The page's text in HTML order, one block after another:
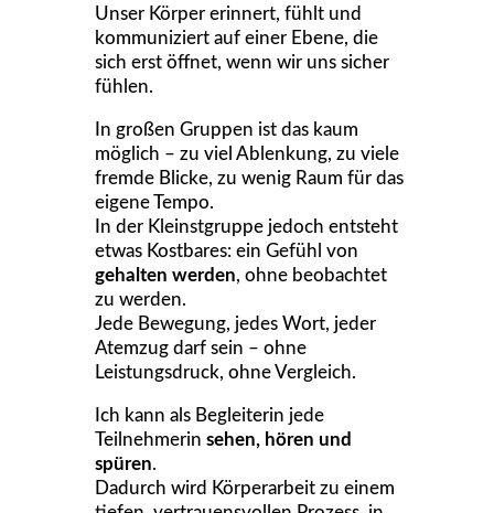
Unser Körper erinnert, fühlt und
kommuniziert auf einer Ebene, die
sich erst öffnet, wenn wir uns sicher
fühlen.
In großen Gruppen ist das kaum
möglich – zu viel Ablenkung, zu viele
fremde Blicke, zu wenig Raum für das
eigene Tempo.
In der Kleinstgruppe jedoch entsteht
etwas Kostbares: ein Gefühl von
gehalten werden, ohne beobachtet
zu werden.
Jede Bewegung, jedes Wort, jeder
Atemzug darf sein – ohne
Leistungsdruck, ohne Vergleich.
Ich kann als Begleiterin jede
Teilnehmerinsehen, hören und
spüren.
Dadurch wird Körperarbeit zu einem